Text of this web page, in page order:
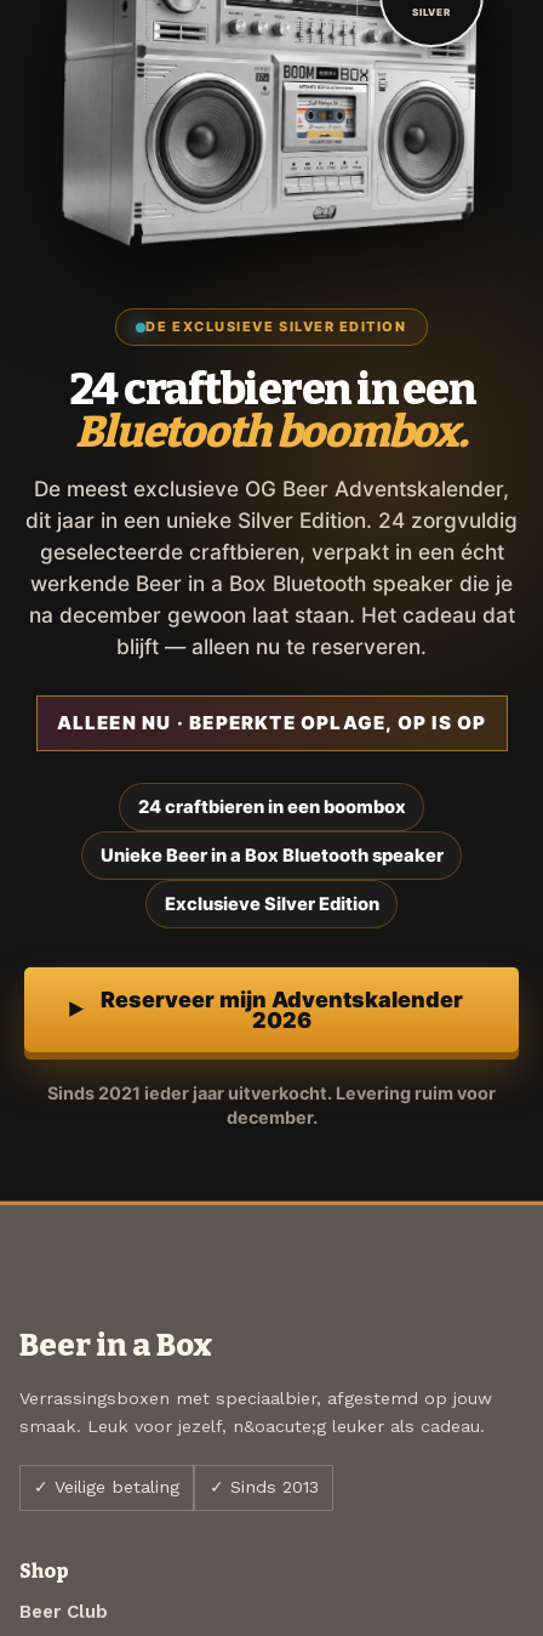
DE EXCLUSIEVE SILVER EDITION
24 craftbieren in een
Bluetooth boombox.
De meest exclusieve OG Beer Adventskalender,
dit jaar in een unieke Silver Edition. 24 zorgvuldig
geselecteerde craftbieren, verpakt in een écht
werkende Beer in a Box Bluetooth speaker die je
na december gewoon laat staan. Het cadeau dat
blijft — alleen nu te reserveren.
ALLEEN NU · BEPERKTE OPLAGE, OP IS OP
24 craftbieren in een boombox
Unieke Beer in a Box Bluetooth speaker
Exclusieve Silver Edition
Reserveer mijn Adventskalender
2026
Sinds 2021 ieder jaar uitverkocht. Levering ruim voor
december.
SILVER
Beer in a Box
Verrassingsboxen met speciaalbier, afgestemd op jouw
smaak. Leuk voor jezelf, n&oacute;g leuker als cadeau.
✓ Veilige betaling ✓ Sinds 2013
Shop
Beer Club